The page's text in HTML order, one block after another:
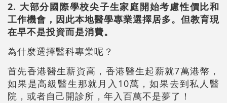
2. 大部分國際學校尖子生家庭開始考慮性價比和
工作機會，因此本地醫學專業選擇居多。但教育現
在早不是投資而是消費。
為什麼選擇醫科專業呢？
首先香港醫生薪資高，香港醫生起薪就7萬港幣，
如果是高級醫生那就月入10萬，如果去到私人醫
院，或者自己開診所，年入百萬不是夢了！